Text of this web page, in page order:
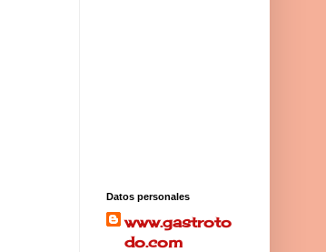
Datos personales
www.gastroto
do.com